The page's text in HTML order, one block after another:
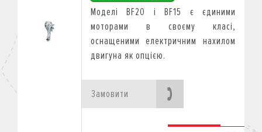
Моделі BF20 і BF15 є єдиними
моторами в своєму класі,
оснащеними електричним нахилом
двигуна як опцією.
Замовити